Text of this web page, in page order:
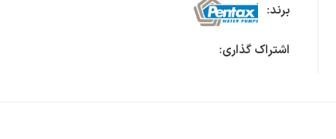
برند:
اشتراک گذاری: